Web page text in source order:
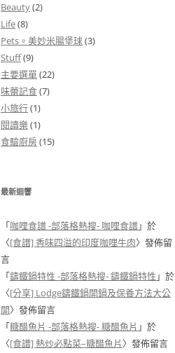
Beauty(2)
Life(8)
Pets。美妙米腸堡球(3)
Stuff(9)
主要選單(22)
味蕾記食(7)
小旅行(1)
閱讀樂(1)
食驗廚房(15)
最新迴響
「咖哩食譜 -部落格熱搜- 咖哩食譜」於
〈[食譜] 香味四溢的印度咖哩牛肉〉發佈留
言
「鑄鐵鍋特性 -部落格熱搜- 鑄鐵鍋特性 」於
〈[分享] Lodge鑄鐵鍋開鍋及保養方法大公
開〉發佈留言
「糖醋魚片 -部落格熱搜- 糖醋魚片 」於
〈[食譜] 熱炒必點菜–糖醋魚片 〉發佈留言